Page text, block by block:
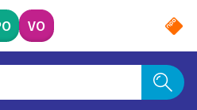
VO